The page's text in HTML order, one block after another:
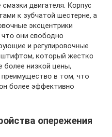
двигателя. Корпус
к зубчатой шестерне, а
эксцентрики
что они свободно
и регулировочные
штифтом, который жестко
более низкой цены,
в том, что
более эффективно
опережения